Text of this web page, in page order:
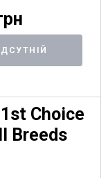
Choice
Breeds